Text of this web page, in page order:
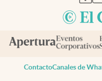
ContactoCanales de